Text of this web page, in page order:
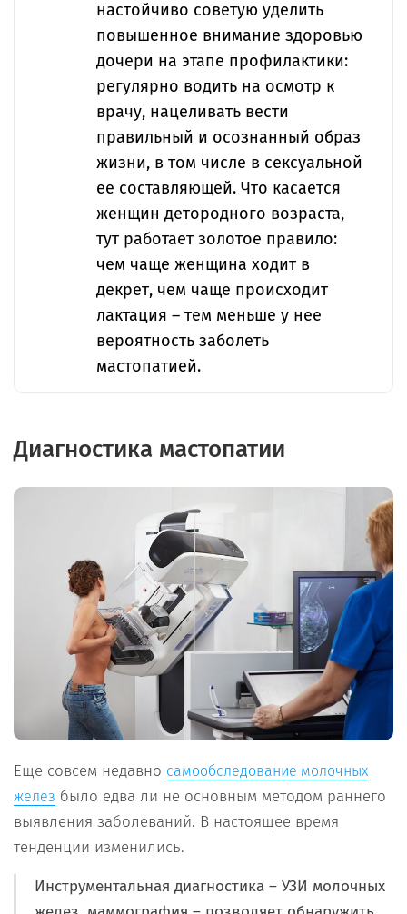
настойчиво советую уделить
повышенное внимание здоровью
дочери на этапе профилактики:
регулярно водить на осмотр к
врачу, нацеливать вести
правильный и осознанный образ
жизни, в том числе в сексуальной
ее составляющей. Что касается
женщин детородного возраста,
тут работает золотое правило:
чем чаще женщина ходит в
декрет, чем чаще происходит
лактация – тем меньше у нее
вероятность заболеть
мастопатией.
Диагностика мастопатии
Еще совсем недавно самообследование молочных
желез было едва ли не основным методом раннего
выявления заболеваний. В настоящее время
тенденции изменились.
Инструментальная диагностика – УЗИ молочных